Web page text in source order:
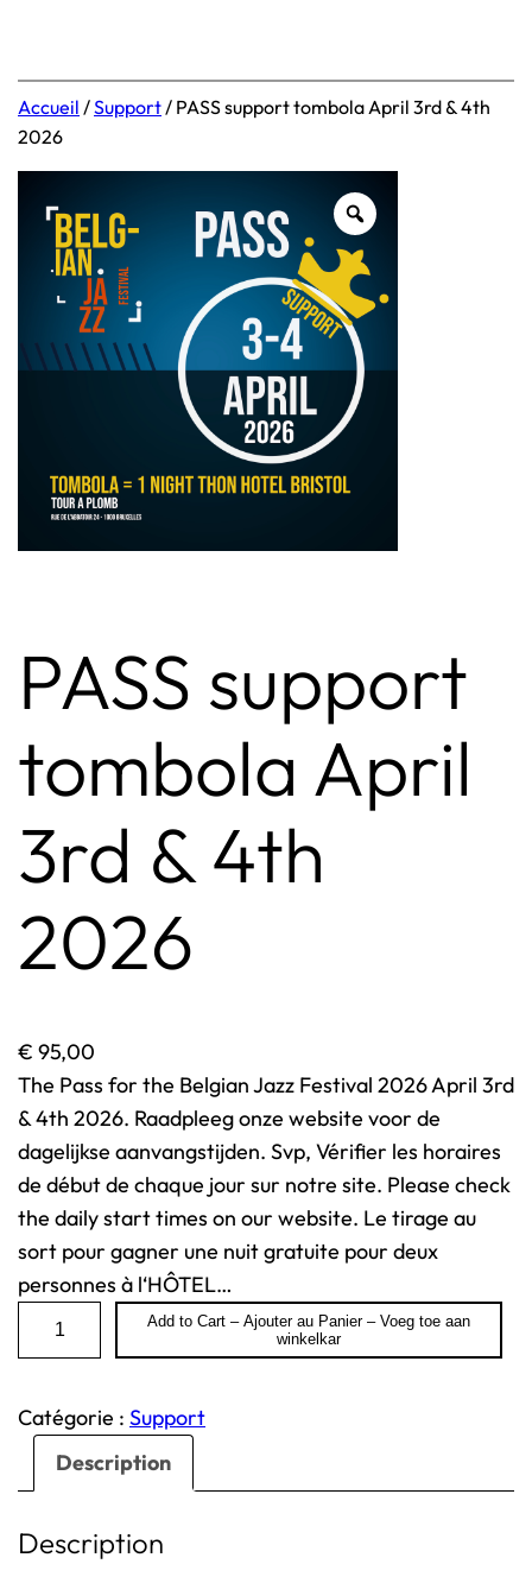
Accueil /Support/ PASS support tombola April 3rd & 4th
2026
PASS support
tombola April
3rd & 4th
2026
€ 95,00
The Pass for the Belgian Jazz Festival 2026 April 3rd
& 4th 2026. Raadpleeg onze website voor de
dagelijkse aanvangstijden. Svp, Vérifier les horaires
de début de chaque jour sur notre site. Please check
the daily start times on our website. Le tirage au
sort pour gagner une nuit gratuite pour deux
personnes à l‘HÔTEL…
n
é
Add to Cart – Ajouter au Panier – Voeg toe aan
winkelkar
Catégorie : Support
Description
Description